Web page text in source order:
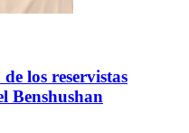
los reservistas
Benshushan